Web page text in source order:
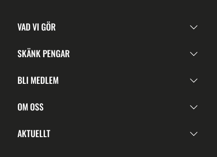
VAD VI GÖR
SKÄNK PENGAR
BLI MEDLEM
OM OSS
AKTUELLT